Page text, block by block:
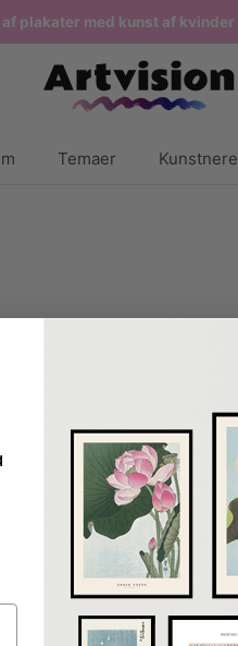
plakater med kunst af kvinder
Temaer Kunstnere